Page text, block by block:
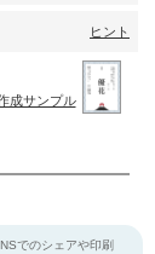
ヒント
成サンプル
でのシェアや印刷